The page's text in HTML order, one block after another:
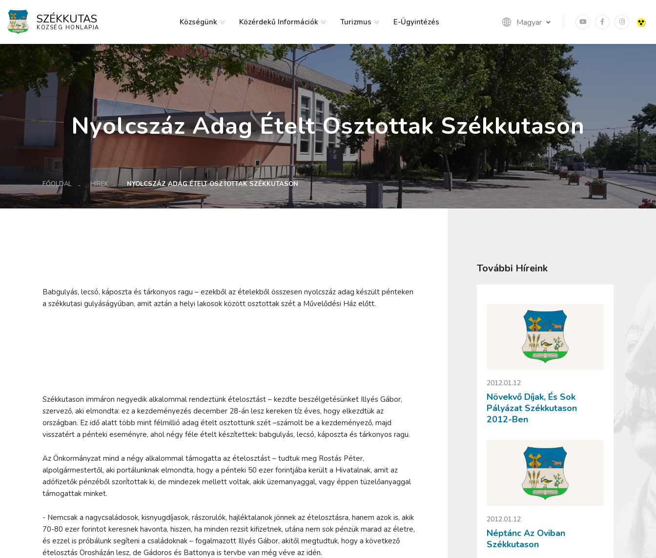
SZÉKKUTAS
KÖZSÉG HONLAPJA Magyar
Községünk Közérdekű Információk Turizmus E-Ügyintézés
Elérhetőség
Nyolcszáz Adag Ételt Osztottak Székkutason
FŐOLDAL HÍREK NYOLCSZÁZ ADAG ÉTELT OSZTOTTAK SZÉKKUTASON
Babgulyás, lecsó, káposzta és tárkonyos ragu – ezekből az ételekből összesen nyolcszáz adag készült pénteken
a székkutasi gulyáságyúban, amit aztán a helyi lakosok között osztottak szét a Művelődési Ház előtt.
Székkutason immáron negyedik alkalommal rendeztünk ételosztást – kezdte beszélgetésünket Illyés Gábor,
szervező, aki elmondta: ez a kezdeményezés december 28-án lesz kereken tíz éves, hogy elkezdtük az
országban. Ez idő alatt több mint félmillió adag ételt osztottunk szét –számolt be a kezdeményező, majd
visszatért a pénteki eseményre, ahol négy féle ételt készítettek: babgulyás, lecsó, káposzta és tárkonyos ragu.
Az Önkormányzat mind a négy alkalommal támogatta az ételosztást – tudtuk meg Rostás Péter,
alpolgármestertől, aki portálunknak elmondta, hogy a pénteki 50 ezer forintjába került a Hivatalnak, amit az
adófizetők pénzéből szorítottak ki, de mindezek mellett voltak, akik üzemanyaggal, vagy éppen tüzelőanyaggal
támogattak minket.
- Nemcsak a nagycsaládosok, kisnyugdíjasok, rászorulók, hajléktalanok jönnek az ételosztásra, hanem azok is, akik
70-80 ezer forintot keresnek havonta, hiszen, ha minden rezsit kifizetnek, utána nem sok pénzük marad az életre,
és ezzel is próbálunk segíteni a családoknak – fogalmazott Illyés Gábor, akitől megtudtuk, hogy a következő
ételosztás Orosházán lesz, de Gádoros és Battonya is tervbe van még véve az idén.
További Híreink
2012.01.12
Növekvő Díjak, És Sok
Pályázat Székkutason
2012-Ben
2012.01.12
Néptánc Az Oviban
Székkutason